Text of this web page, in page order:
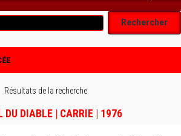
Résultats de la recherche
DU DIABLE | CARRIE | 1976